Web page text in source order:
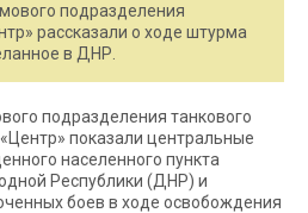
подразделения
рассказали о ходе штурма
в ДНР.
подразделения танкового
показали центральные
населенного пункта
Республики (ДНР) и
боев в ходе освобождения